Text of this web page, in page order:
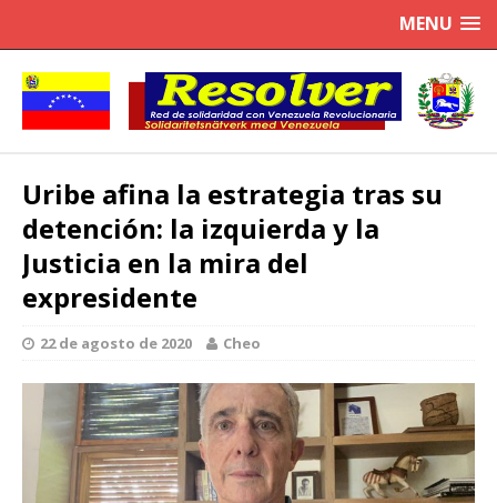
MENU
Uribe afina la estrategia tras su
detención: la izquierda y la
Justicia en la mira del
expresidente
22 de agosto de 2020 Cheo